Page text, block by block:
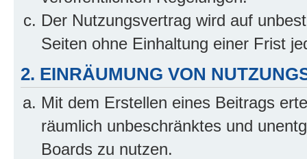
Der Nutzungsvertrag wird auf
Seiten ohne Einhaltung einer Frist
2. EINRÄUMUNG VON
Mit dem Erstellen eines Beitrags
räumlich unbeschränktes und
Boards zu nutzen.